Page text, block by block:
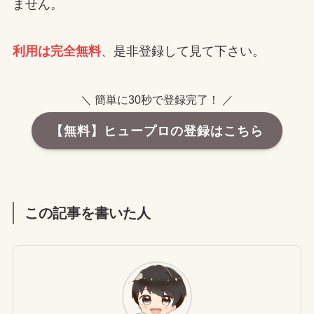
ません。
利用は完全無料、是非登録して見て下さい。
＼ 簡単に30秒で登録完了！ ／
【無料】ヒュープロの登録はこちら
この記事を書いた人